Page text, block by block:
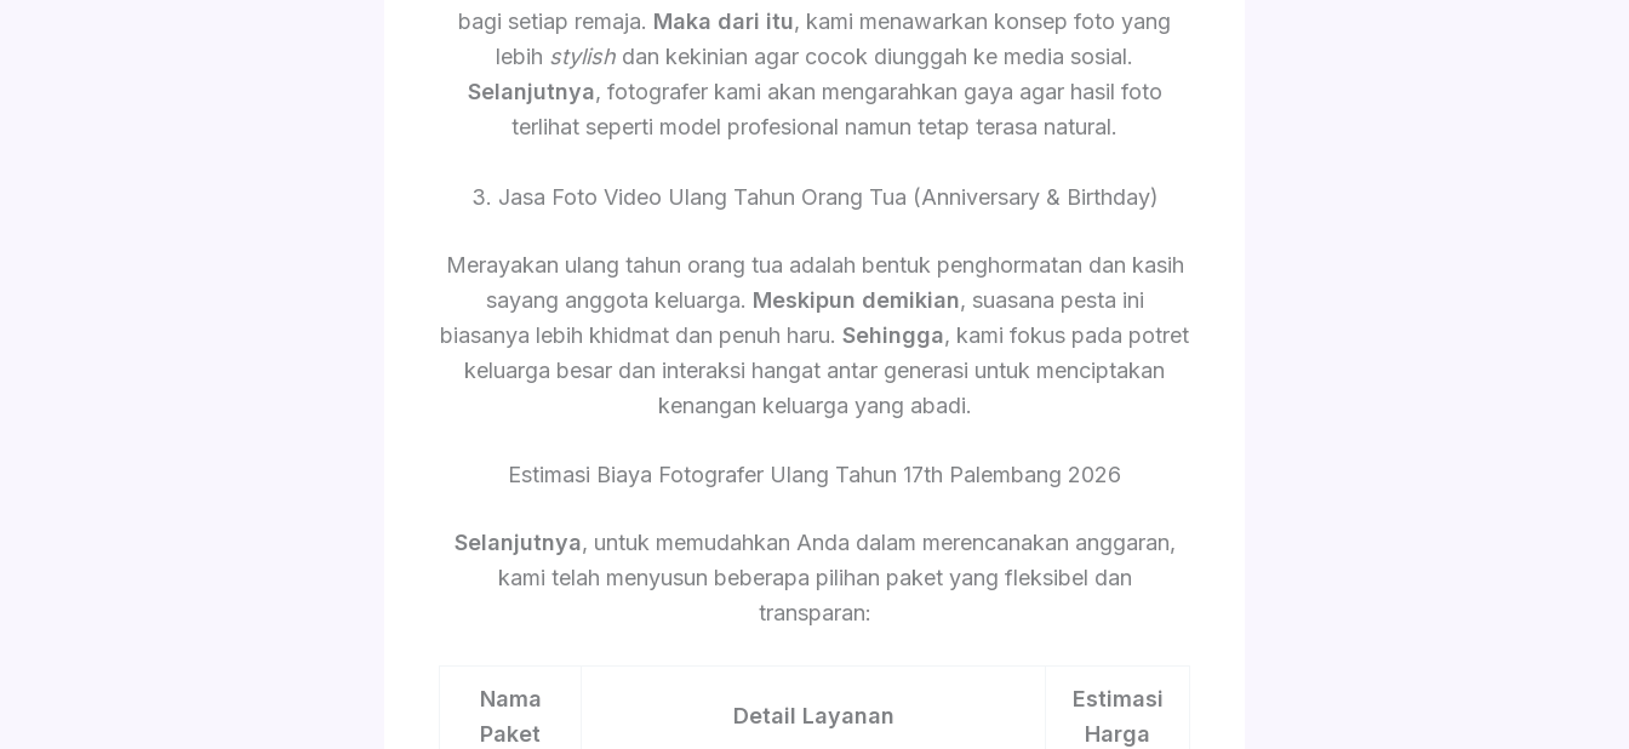
bagi setiap remaja. Maka dari itu, kami menawarkan konsep foto yang
lebih stylish dan kekinian agar cocok diunggah ke media sosial.
Selanjutnya, fotografer kami akan mengarahkan gaya agar hasil foto
terlihat seperti model profesional namun tetap terasa natural.
3. Jasa Foto Video Ulang Tahun Orang Tua (Anniversary & Birthday)
Merayakan ulang tahun orang tua adalah bentuk penghormatan dan kasih
sayang anggota keluarga. Meskipun demikian, suasana pesta ini
biasanya lebih khidmat dan penuh haru. Sehingga, kami fokus pada potret
keluarga besar dan interaksi hangat antar generasi untuk menciptakan
kenangan keluarga yang abadi.
Estimasi Biaya Fotografer Ulang Tahun 17th Palembang 2026
Selanjutnya, untuk memudahkan Anda dalam merencanakan anggaran,
kami telah menyusun beberapa pilihan paket yang fleksibel dan
transparan:
Nama
Paket
Detail Layanan
Estimasi
Harga